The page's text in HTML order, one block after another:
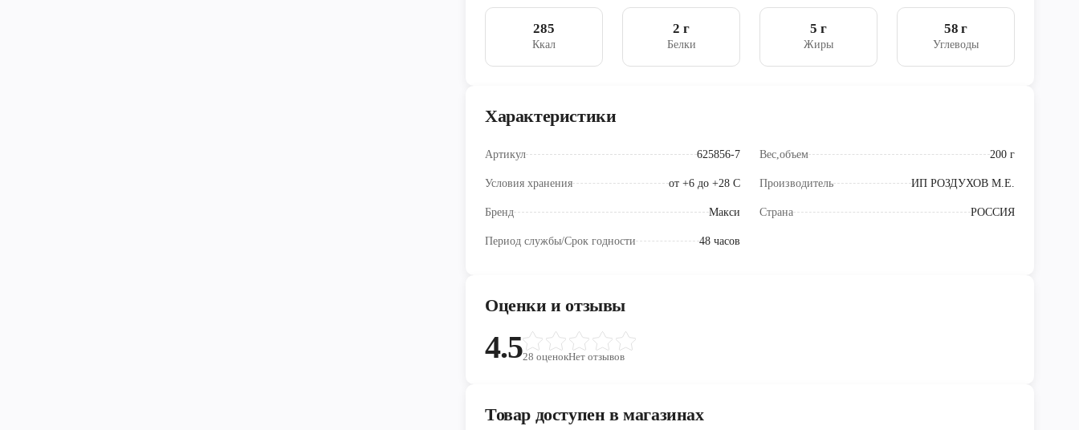
285
Ккал
2 г
Белки
5 г
Жиры
58 г
Углеводы
Характеристики
Артикул 625856-7 Вес,объем 200 г
Условия хранения от +6 до +28 С Производитель ИП РОЗДУХОВ М.Е.
Бренд Макси Страна РОССИЯ
Период службы/Срок годности 48 часов
Оценки и отзывы
4.528 оценокНет отзывов
Товар доступен в магазинах